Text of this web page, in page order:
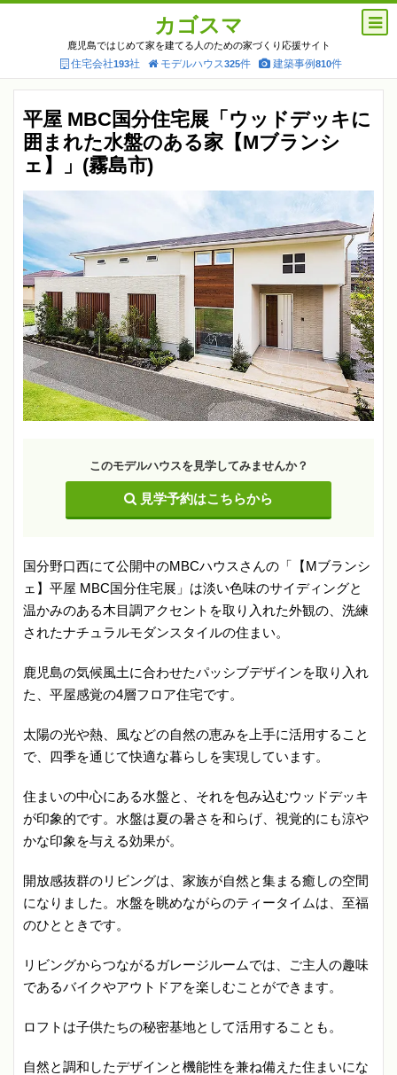
カゴスマ
鹿児島ではじめて家を建てる人のための家づくり応援サイト
住宅会社193社 モデルハウス325件 建築事例810件
平屋 MBC国分住宅展「ウッドデッキに
囲まれた水盤のある家【Mブランシ
ェ】」(霧島市)
このモデルハウスを見学してみませんか？
見学予約はこちらから
国分野口西にて公開中のMBCハウスさんの「【Mブランシ
ェ】平屋 MBC国分住宅展」は淡い色味のサイディングと
温かみのある木目調アクセントを取り入れた外観の、洗練
されたナチュラルモダンスタイルの住まい。
鹿児島の気候風土に合わせたパッシブデザインを取り入れ
た、平屋感覚の4層フロア住宅です。
太陽の光や熱、風などの自然の恵みを上手に活用すること
で、四季を通じて快適な暮らしを実現しています。
住まいの中心にある水盤と、それを包み込むウッドデッキ
が印象的です。水盤は夏の暑さを和らげ、視覚的にも涼や
かな印象を与える効果が。
開放感抜群のリビングは、家族が自然と集まる癒しの空間
になりました。​水盤を眺めながらのティータイムは、至福
のひとときです。
リビングからつながるガレージルームでは、ご主人の趣味
であるバイクやアウトドアを楽しむことができます。​
ロフトは子供たちの秘密基地として活用することも。
自然と調和したデザインと機能性を兼ね備えた住まいにな